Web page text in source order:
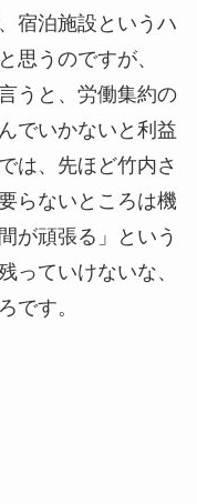
宿泊施設というハ
思うのですが、
うと、労働集約の
でいかないと利益
は、先ほど竹内さ
らないところは機
が頑張る」という
っていけないな、
です。